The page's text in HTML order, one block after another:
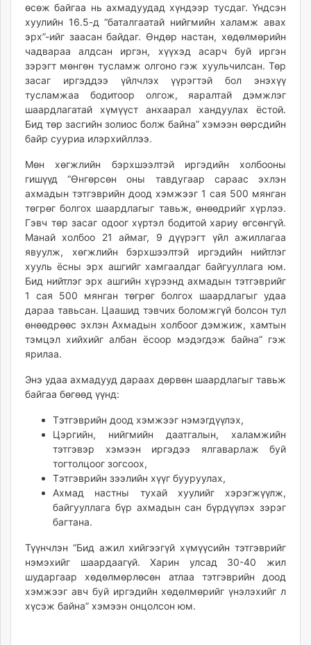
өсөж байгаа нь ахмадуудад хүндээр тусдаг. Үндсэн
хуулийн 16.5-д “баталгаатай нийгмийн халамж авах
эрх”-ийг заасан байдаг. Өндөр настан, хөдөлмөрийн
чадвараа алдсан иргэн, хүүхэд асарч буй иргэн
зэрэгт мөнгөн тусламж олгоно гэж хуульчилсан. Төр
засаг иргэддээ үйлчлэх үүрэгтэй бол энэхүү
тусламжаа бодитоор олгож, яаралтай дэмжлэг
шаардлагатай хүмүүст анхаарал хандуулах ёстой.
Бид төр засгийн золиос болж байна” хэмээн өөрсдийн
байр сууриа илэрхийллээ.
Мөн хөгжлийн бэрхшээлтэй иргэдийн холбооны
гишүүд “Өнгөрсөн оны тавдугаар сараас эхлэн
ахмадын тэтгэврийн доод хэмжээг 1 сая 500 мянган
төгрөг болгох шаардлагыг тавьж, өнөөдрийг хүрлээ.
Гэвч төр засаг одоог хүртэл бодитой хариу өгсөнгүй.
Манай холбоо 21 аймаг, 9 дүүрэгт үйл ажиллагаа
явуулж, хөгжлийн бэрхшээлтэй иргэдийн нийтлэг
хууль ёсны эрх ашгийг хамгаалдаг байгууллага юм.
Бид нийтлэг эрх ашгийн хүрээнд ахмадын тэтгэврийг
1 сая 500 мянган төгрөг болгох шаардлагыг удаа
дараа тавьсан. Цаашид тэвчих боломжгүй болсон тул
өнөөдрөөс эхлэн Ахмадын холбоог дэмжиж, хамтын
тэмцэл хийхийг албан ёсоор мэдэгдэж байна” гэж
ярилаа.
Энэ удаа ахмадууд дараах дөрвөн шаардлагыг тавьж
байгаа бөгөөд үүнд:
Тэтгэврийн доод хэмжээг нэмэгдүүлэх,
Цэргийн, нийгмийн даатгалын, халамжийн
тэтгэвэр хэмээн иргэдээ ялгаварлаж буй
тогтолцоог зогсоох,
Тэтгэврийн зээлийн хүүг бууруулах,
Ахмад настны тухай хуулийг хэрэгжүүлж,
байгууллага бүр ахмадын сан бүрдүүлэх зэрэг
багтана.
Түүнчлэн “Бид ажил хийгээгүй хүмүүсийн тэтгэврийг
нэмэхийг шаардаагүй. Харин улсад 30-40 жил
шударгаар хөдөлмөрлөсөн атлаа тэтгэврийн доод
хэмжээг авч буй иргэдийн хөдөлмөрийг үнэлэхийг л
хүсэж байна” хэмээн онцолсон юм.